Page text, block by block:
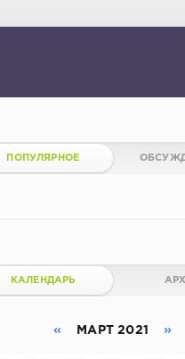
ПОПУЛЯРНОЕ
КАЛЕНДАРЬ
« МАРТ 2021 »